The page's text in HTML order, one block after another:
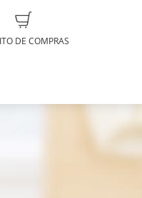
DE COMPRAS